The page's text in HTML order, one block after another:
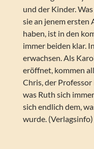
und der Kinder. Was
sie an jenem ersten
haben, ist in den
immer beiden klar.
erwachsen. Als
eröffnet, kommen
Chris, der
was Ruth sich
sich endlich dem,
wurde. (Verlagsinfo)